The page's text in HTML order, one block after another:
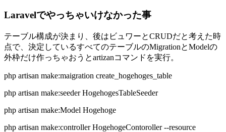
Laravelでやっちゃいけなかった事
テーブル構成が決まり、後はビュワーとCRUDだと考えた時
点で、決定しているすべてのテーブルのMigrationとModelの
外枠だけ作っちゃおうとartizanコマンドを実行。
php artisan make:maigration create_hogehoges_table
php artisan make:seeder HogehogesTableSeeder
php artisan make:Model Hogehoge
php artisan make:controller HogehogeContoroller --resource